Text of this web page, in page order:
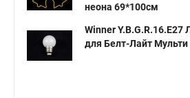
неона 69*100см
Winner Y.B.G.R.16.E27
для Белт-Лайт Мульти